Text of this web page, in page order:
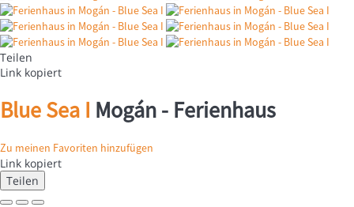
Teilen
Link kopiert
Blue Sea I Mogán - Ferienhaus
Zu meinen Favoriten hinzufügen
Link kopiert
Teilen